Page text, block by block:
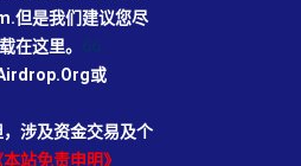
但是我们建议您尽
在这里。
或
涉及资金交易及个
本站免责申明》